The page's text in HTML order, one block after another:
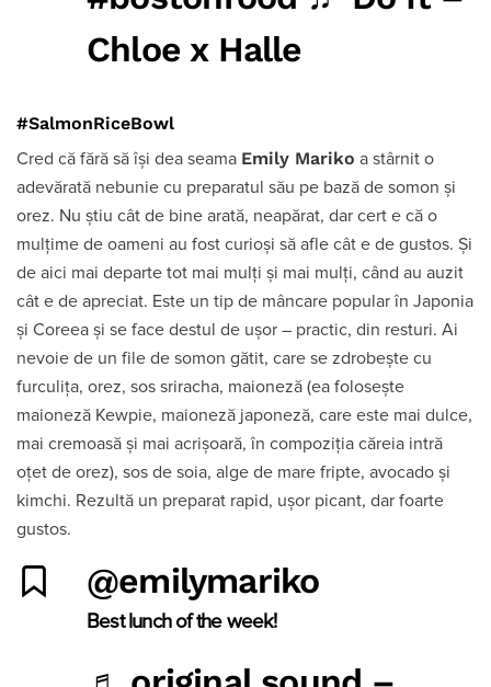
Chloe x Halle
#SalmonRiceBowl
Cred că fără să își dea seama Emily Mariko a stârnit o
adevărată nebunie cu preparatul său pe bază de somon și
orez. Nu știu cât de bine arată, neapărat, dar cert e că o
mulțime de oameni au fost curioși să afle cât e de gustos. Și
de aici mai departe tot mai mulți și mai mulți, când au auzit
cât e de apreciat. Este un tip de mâncare popular în Japonia
și Coreea și se face destul de ușor – practic, din resturi. Ai
nevoie de un file de somon gătit, care se zdrobește cu
furculița, orez, sos sriracha, maioneză (ea folosește
maioneză Kewpie, maioneză japoneză, care este mai dulce,
mai cremoasă și mai acrișoară, în compoziția căreia intră
oțet de orez), sos de soia, alge de mare fripte, avocado și
kimchi. Rezultă un preparat rapid, ușor picant, dar foarte
gustos.
@emilymariko
Best lunch of the week!